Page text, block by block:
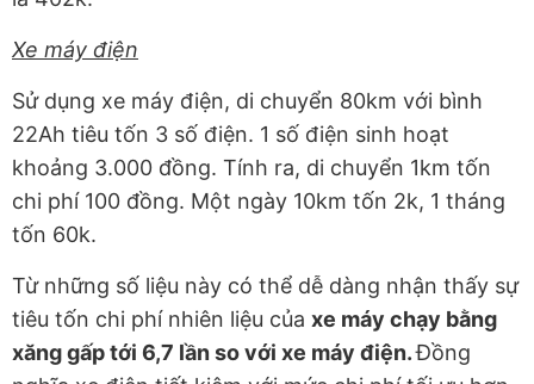
Xe máy điện
Sử dụng xe máy điện, di chuyển 80km với bình
22Ah tiêu tốn 3 số điện. 1 số điện sinh hoạt
khoảng 3.000 đồng. Tính ra, di chuyển 1km tốn
chi phí 100 đồng. Một ngày 10km tốn 2k, 1 tháng
tốn 60k.
Từ những số liệu này có thể dễ dàng nhận thấy sự
tiêu tốn chi phí nhiên liệu của xe máy chạy bằng
xăng gấp tới 6,7 lần so với xe máy điện.Đồng